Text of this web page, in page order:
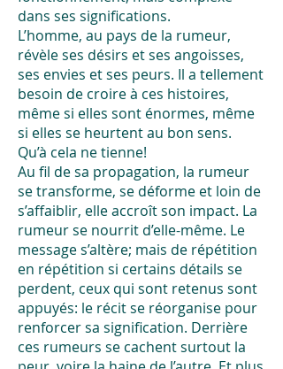
dans ses significations.
L’homme, au pays de la rumeur,
révèle ses désirs et ses angoisses,
ses envies et ses peurs. Il a tellement
besoin de croire à ces histoires,
même si elles sont énormes, même
si elles se heurtent au bon sens.
Qu’à cela ne tienne!
Au fil de sa propagation, la rumeur
se transforme, se déforme et loin de
s’affaiblir, elle accroît son impact. La
rumeur se nourrit d’elle-même. Le
message s’altère; mais de répétition
en répétition si certains détails se
perdent, ceux qui sont retenus sont
appuyés: le récit se réorganise pour
renforcer sa signification. Derrière
ces rumeurs se cachent surtout la